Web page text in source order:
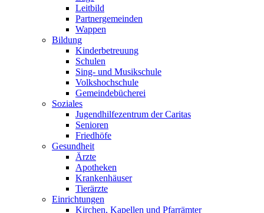
Leitbild
Partnergemeinden
Wappen
Bildung
Kinderbetreuung
Schulen
Sing- und Musikschule
Volkshochschule
Gemeindebücherei
Soziales
Jugendhilfezentrum der Caritas
Senioren
Friedhöfe
Gesundheit
Ärzte
Apotheken
Krankenhäuser
Tierärzte
Einrichtungen
Kirchen, Kapellen und Pfarrämter